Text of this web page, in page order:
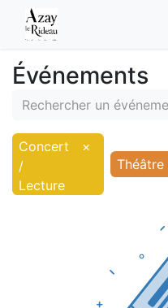
Événements
Concert
/
Lecture
×
Théâtre